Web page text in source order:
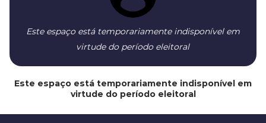
Este espaço está temporariamente indisponível em
virtude do período eleitoral
Este espaço está temporariamente indisponível em
virtude do período eleitoral